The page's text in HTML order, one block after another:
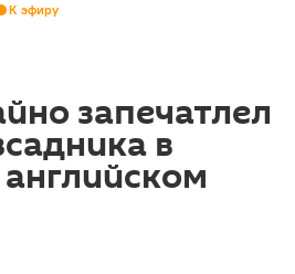
К эфиру
запечатлел
в